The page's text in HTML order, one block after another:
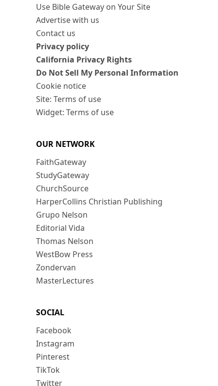
Use Bible Gateway on Your Site
Advertise with us
Contact us
Privacy policy
California Privacy Rights
Do Not Sell My Personal Information
Cookie notice
Site: Terms of use
Widget: Terms of use
OUR NETWORK
FaithGateway
StudyGateway
ChurchSource
HarperCollins Christian Publishing
Grupo Nelson
Editorial Vida
Thomas Nelson
WestBow Press
Zondervan
MasterLectures
SOCIAL
Facebook
Instagram
Pinterest
TikTok
Twitter